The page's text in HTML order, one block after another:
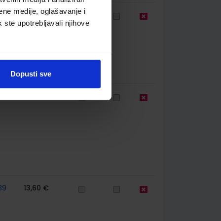
medije, oglašavanje i
ste upotrebljavali njihove
Dopusti sve
12,00 €
13,60 €